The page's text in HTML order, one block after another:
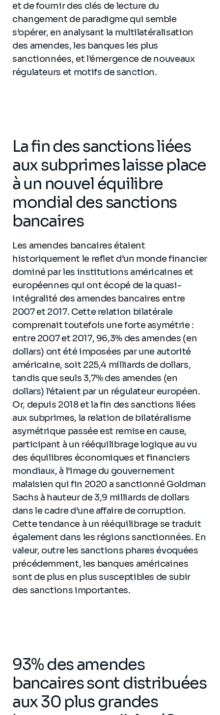
et de fournir des clés de lecture du
changement de paradigme qui semble
s’opérer, en analysant la multilatéralisation
des amendes, les banques les plus
sanctionnées, et l’émergence de nouveaux
régulateurs et motifs de sanction.
La fin des sanctions liées
aux subprimes laisse place
à un nouvel équilibre
mondial des sanctions
bancaires
Les amendes bancaires étaient
historiquement le reflet d’un monde financier
dominé par les institutions américaines et
européennes qui ont écopé de la quasi-
intégralité des amendes bancaires entre
2007 et 2017. Cette relation bilatérale
comprenait toutefois une forte asymétrie :
entre 2007 et 2017, 96,3% des amendes (en
dollars) ont été imposées par une autorité
américaine, soit 225,4 milliards de dollars,
tandis que seuls 3,7% des amendes (en
dollars) l’étaient par un régulateur européen.
Or, depuis 2018 et la fin des sanctions liées
aux subprimes, la relation de bilatéralisme
asymétrique passée est remise en cause,
participant à un rééquilibrage logique au vu
des équilibres économiques et financiers
mondiaux, à l’image du gouvernement
malaisien qui fin 2020 a sanctionné Goldman
Sachs à hauteur de 3,9 milliards de dollars
dans le cadre d’une affaire de corruption.
Cette tendance à un rééquilibrage se traduit
également dans les régions sanctionnées. En
valeur, outre les sanctions phares évoquées
précédemment, les banques américaines
sont de plus en plus susceptibles de subir
des sanctions importantes.
93% des amendes
bancaires sont distribuées
aux 30 plus grandes